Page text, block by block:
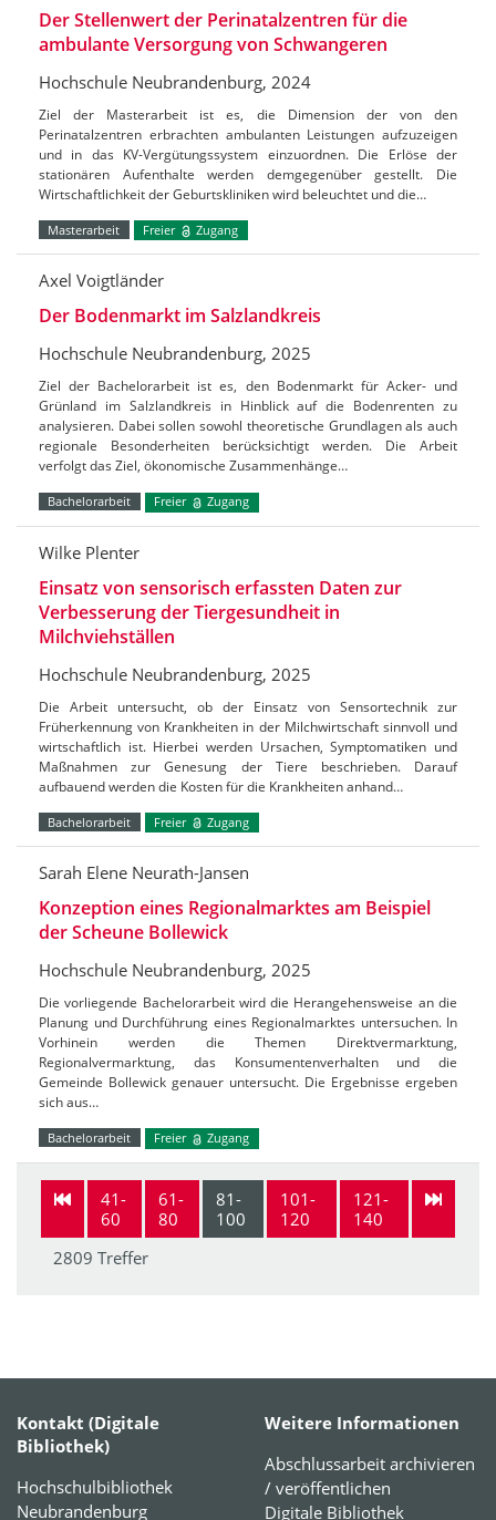
Der Stellenwert der Perinatalzentren für die
ambulante Versorgung von Schwangeren
Hochschule Neubrandenburg, 2024
Ziel der Masterarbeit ist es, die Dimension der von den
Perinatalzentren erbrachten ambulanten Leistungen aufzuzeigen
und in das KV-Vergütungssystem einzuordnen. Die Erlöse der
stationären Aufenthalte werden demgegenüber gestellt. Die
Wirtschaftlichkeit der Geburtskliniken wird beleuchtet und die…
Masterarbeit Freier Zugang
Axel Voigtländer
Der Bodenmarkt im Salzlandkreis
Hochschule Neubrandenburg, 2025
Ziel der Bachelorarbeit ist es, den Bodenmarkt für Acker- und
Grünland im Salzlandkreis in Hinblick auf die Bodenrenten zu
analysieren. Dabei sollen sowohl theoretische Grundlagen als auch
regionale Besonderheiten berücksichtigt werden. Die Arbeit
verfolgt das Ziel, ökonomische Zusammenhänge…
Bachelorarbeit Freier Zugang
Wilke Plenter
Einsatz von sensorisch erfassten Daten zur
Verbesserung der Tiergesundheit in
Milchviehställen
Hochschule Neubrandenburg, 2025
Die Arbeit untersucht, ob der Einsatz von Sensortechnik zur
Früherkennung von Krankheiten in der Milchwirtschaft sinnvoll und
wirtschaftlich ist. Hierbei werden Ursachen, Symptomatiken und
Maßnahmen zur Genesung der Tiere beschrieben. Darauf
aufbauend werden die Kosten für die Krankheiten anhand…
Bachelorarbeit Freier Zugang
Sarah Elene Neurath-Jansen
Konzeption eines Regionalmarktes am Beispiel
der Scheune Bollewick
Hochschule Neubrandenburg, 2025
Die vorliegende Bachelorarbeit wird die Herangehensweise an die
Planung und Durchführung eines Regionalmarktes untersuchen. In
Vorhinein werden die Themen Direktvermarktung,
Regionalvermarktung, das Konsumentenverhalten und die
Gemeinde Bollewick genauer untersucht. Die Ergebnisse ergeben
sich aus…
Bachelorarbeit Freier Zugang
41-
60
61-
80
81-
100
101-
120
121-
140
2809 Treffer
Kontakt (Digitale
Bibliothek)
Hochschulbibliothek
Neubrandenburg
Weitere Informationen
Abschlussarbeit archivieren
/ veröffentlichen
Digitale Bibliothek